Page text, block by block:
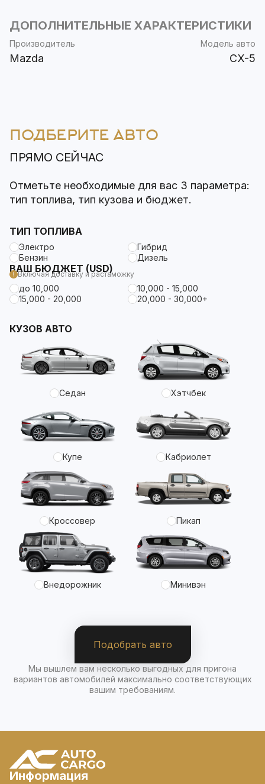
ДОПОЛНИТЕЛЬНЫЕ ХАРАКТЕРИСТИКИ
Производитель
Mazda
Модель авто
CX-5
ПОДБЕРИТЕ АВТО
ПРЯМО СЕЙЧАС
Отметьте необходимые для вас 3 параметра:
тип топлива, тип кузова и бюджет.
ТИП ТОПЛИВА
Электро
Гибрид
Бензин
Дизель
ВАШ БЮДЖЕТ (USD)
Включая доставку и растаможку
до 10,000
10,000 - 15,000
15,000 - 20,000
20,000 - 30,000+
КУЗОВ АВТО
Седан Хэтчбек
Купе Кабриолет
Кроссовер Пикап
Внедорожник Минивэн
Подобрать авто
Мы вышлем вам несколько выгодных для пригона
вариантов автомобилей максимально соответствующих
вашим требованиям.
Информация